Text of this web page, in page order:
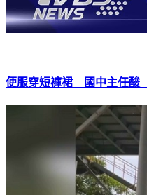
便服穿短褲裙 國中主任酸